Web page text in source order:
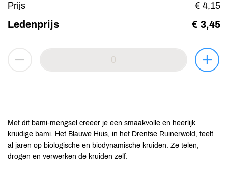
Prijs
€ 4,15
Ledenprijs € 3,45
Met dit bami-mengsel creeer je een smaakvolle en heerlijk
kruidige bami. Het Blauwe Huis, in het Drentse Ruinerwold, teelt
al jaren op biologische en biodynamische kruiden. Ze telen,
drogen en verwerken de kruiden zelf.